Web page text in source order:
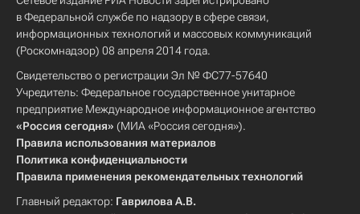
в Федеральной службе по надзору в сфере связи,
информационных технологий и массовых коммуникаций
(Роскомнадзор) 08 апреля 2014 года.
Свидетельство о регистрации Эл № ФС77-57640
Учредитель: Федеральное государственное унитарное
предприятие Международное информационное агентство
«Россия сегодня» (МИА «Россия сегодня»).
Правила использования материалов
Политика конфиденциальности
Правила применения рекомендательных технологий
Главный редактор: Гаврилова А.В.